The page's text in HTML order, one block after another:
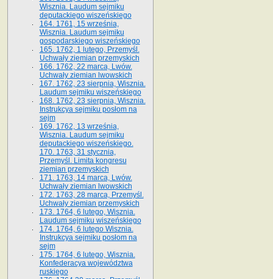
Wisznia. Laudum sejmiku
deputackiego wiszeńskiego
164. 1761, 15 września,
Wisznia. Laudum sejmiku
gospodarskiego wiszeńskiego
165. 1762, 1 lutego, Przemyśl.
Uchwały ziemian przemyskich
166. 1762, 22 marca, Lwów.
Uchwały ziemian lwowskich
167. 1762, 23 sierpnia, Wisznia.
Laudum sejmiku wiszeńskiego
168. 1762, 23 sierpnia, Wisznia.
Instrukcya sejmiku posłom na
sejm
169. 1762, 13 września,
Wisznia. Laudum sejmiku
deputackiego wiszeńskiego.
170. 1763, 31 stycznia,
Przemyśl. Limita kongresu
ziemian przemyskich
171. 1763, 14 marca, Lwów.
Uchwały ziemian lwowskich
172. 1763, 28 marca, Przemyśl.
Uchwały ziemian przemyskich
173. 1764, 6 lutego, Wisznia.
Laudum sejmiku wiszeńskiego
174. 1764, 6 lutego Wisznia.
Instrukcya sejmiku posłom na
sejm
175. 1764, 6 lutego, Wisznia.
Konfederacya województwa
ruskiego